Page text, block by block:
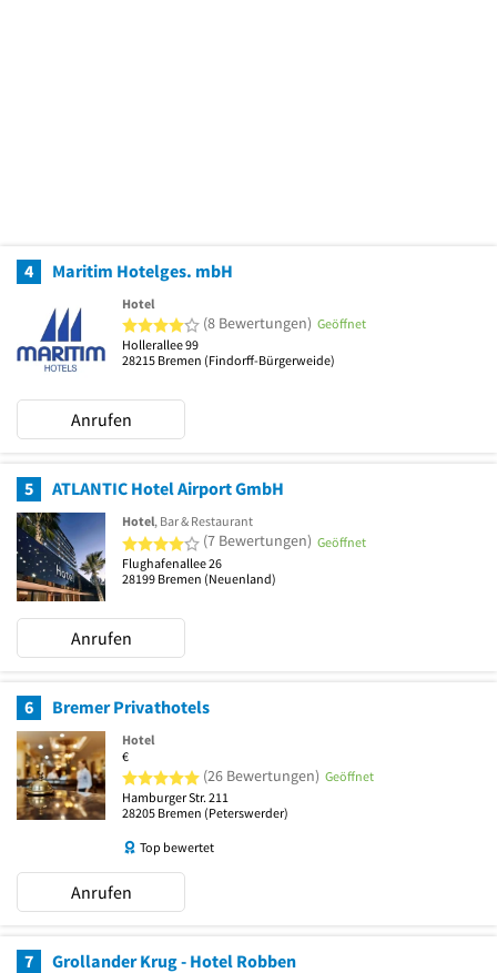
4 Maritim Hotelges. mbH
Hotel
4 von 5 Sternen
(8 Bewertungen) Geöffnet
Hollerallee 99
28215 Bremen (Findorff-Bürgerweide)
Anrufen
5 ATLANTIC Hotel Airport GmbH
Hotel, Bar & Restaurant
4 von 5 Sternen
(7 Bewertungen) Geöffnet
Flughafenallee 26
28199 Bremen (Neuenland)
Anrufen
6 Bremer Privathotels
Hotel
€
5 von 5 Sternen
(26 Bewertungen) Geöffnet
Hamburger Str. 211
28205 Bremen (Peterswerder)
Top bewertet
Anrufen
7 Grollander Krug - Hotel Robben